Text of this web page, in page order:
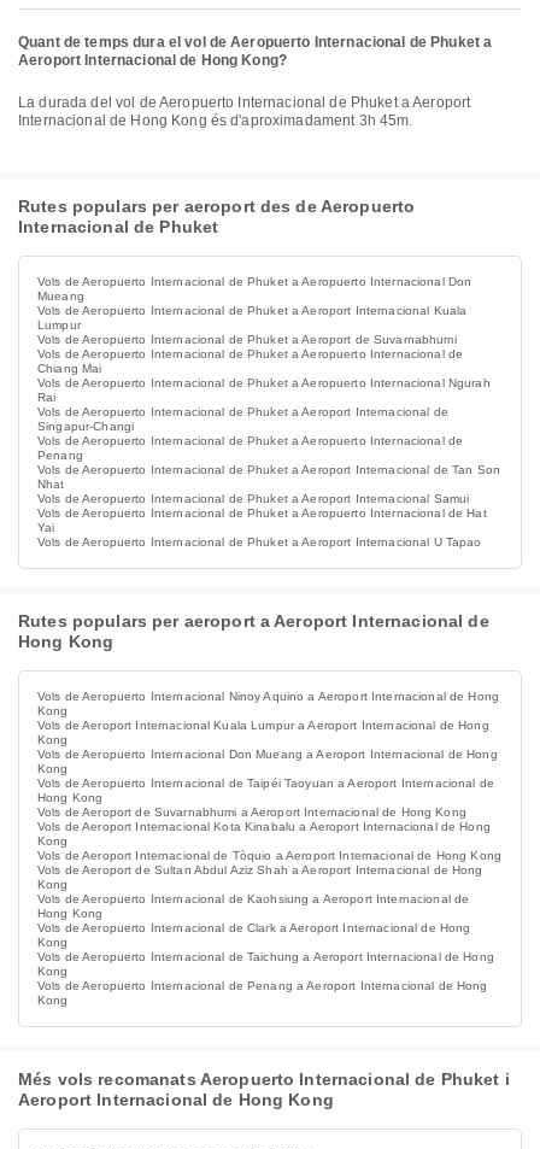
Quant de temps dura el vol de Aeropuerto Internacional de Phuket a
Aeroport Internacional de Hong Kong?
La durada del vol de Aeropuerto Internacional de Phuket a Aeroport
Internacional de Hong Kong és d'aproximadament 3h 45m.
Rutes populars per aeroport des de Aeropuerto
Internacional de Phuket
Vols de Aeropuerto Internacional de Phuket a Aeropuerto Internacional Don
Mueang
Vols de Aeropuerto Internacional de Phuket a Aeroport Internacional Kuala
Lumpur
Vols de Aeropuerto Internacional de Phuket a Aeroport de Suvarnabhumi
Vols de Aeropuerto Internacional de Phuket a Aeropuerto Internacional de
Chiang Mai
Vols de Aeropuerto Internacional de Phuket a Aeropuerto Internacional Ngurah
Rai
Vols de Aeropuerto Internacional de Phuket a Aeroport Internacional de
Singapur-Changi
Vols de Aeropuerto Internacional de Phuket a Aeropuerto Internacional de
Penang
Vols de Aeropuerto Internacional de Phuket a Aeroport Internacional de Tan Son
Nhat
Vols de Aeropuerto Internacional de Phuket a Aeroport Internacional Samui
Vols de Aeropuerto Internacional de Phuket a Aeropuerto Internacional de Hat
Yai
Vols de Aeropuerto Internacional de Phuket a Aeroport Internacional U Tapao
Rutes populars per aeroport a Aeroport Internacional de
Hong Kong
Vols de Aeropuerto Internacional Ninoy Aquino a Aeroport Internacional de Hong
Kong
Vols de Aeroport Internacional Kuala Lumpur a Aeroport Internacional de Hong
Kong
Vols de Aeropuerto Internacional Don Mueang a Aeroport Internacional de Hong
Kong
Vols de Aeropuerto Internacional de Taipéi Taoyuan a Aeroport Internacional de
Hong Kong
Vols de Aeroport de Suvarnabhumi a Aeroport Internacional de Hong Kong
Vols de Aeroport Internacional Kota Kinabalu a Aeroport Internacional de Hong
Kong
Vols de Aeroport Internacional de Tòquio a Aeroport Internacional de Hong Kong
Vols de Aeroport de Sultan Abdul Aziz Shah a Aeroport Internacional de Hong
Kong
Vols de Aeropuerto Internacional de Kaohsiung a Aeroport Internacional de
Hong Kong
Vols de Aeropuerto Internacional de Clark a Aeroport Internacional de Hong
Kong
Vols de Aeropuerto Internacional de Taichung a Aeroport Internacional de Hong
Kong
Vols de Aeropuerto Internacional de Penang a Aeroport Internacional de Hong
Kong
Més vols recomanats Aeropuerto Internacional de Phuket i
Aeroport Internacional de Hong Kong